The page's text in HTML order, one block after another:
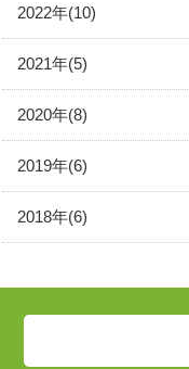
2022年(10)
2021年(5)
2020年(8)
2019年(6)
2018年(6)